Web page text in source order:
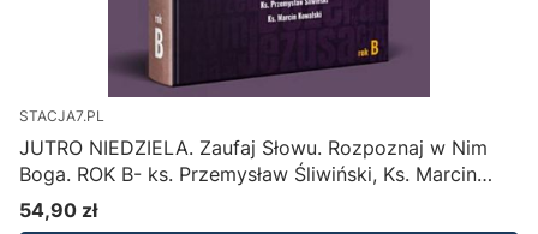
STACJA7.PL
JUTRO NIEDZIELA. Zaufaj Słowu. Rozpoznaj w Nim
Boga. ROK B- ks. Przemysław Śliwiński, Ks. Marcin
Kowalski
Cena
54,90 zł